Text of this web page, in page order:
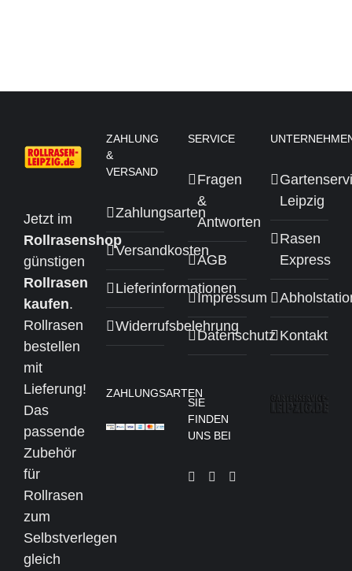
Jetzt im
Rollrasenshop
günstigen
Rollrasen
kaufen.
Rollrasen
bestellen
mit
Lieferung!
Das
passende
Zubehör
für
Rollrasen
zum
Selbstverlegen
gleich
ZAHLUNG
&
VERSAND
Zahlungsarten
Versandkosten
Lieferinformationen
Widerrufsbelehrung
ZAHLUNGSARTEN
SERVICE
Fragen
&
Antworten
AGB
Impressum
Datenschutz
SIE
FINDEN
UNS BEI
Leipzig
Rasen
Express
Kontakt